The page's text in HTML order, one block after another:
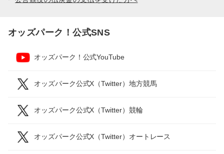
オッズパーク！公式SNS
オッズパーク！公式YouTube
オッズパーク公式X（Twitter）地方競馬
オッズパーク公式X（Twitter）競輪
オッズパーク公式X（Twitter）オートレース